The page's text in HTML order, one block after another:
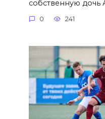
собственную дочь
0 241